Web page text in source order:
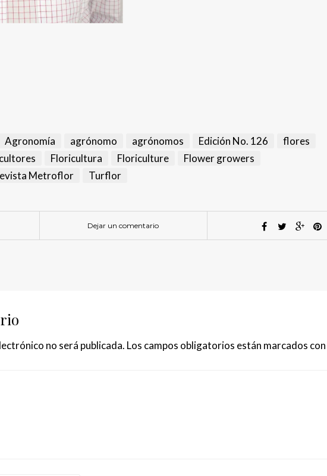
Agronomía agrónomo agrónomos Edición No. 126
flores
Floricultura Floriculture
Flower growers
Metroflor Turflor
Dejar un comentario
no será publicada. Los campos obligatorios están marcados con